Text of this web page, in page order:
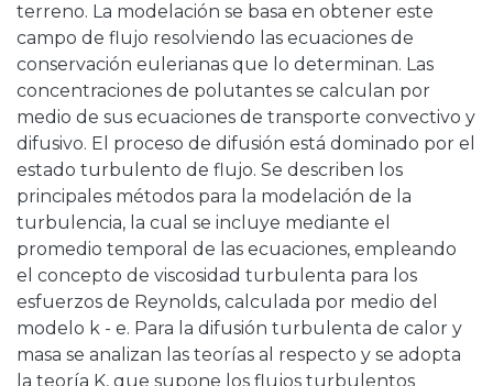
terreno. La modelación se basa en obtener este
campo de flujo resolviendo las ecuaciones de
conservación eulerianas que lo determinan. Las
concentraciones de polutantes se calculan por
medio de sus ecuaciones de transporte convectivo y
difusivo. El proceso de difusión está dominado por el
estado turbulento de flujo. Se describen los
principales métodos para la modelación de la
turbulencia, la cual se incluye mediante el
promedio temporal de las ecuaciones, empleando
el concepto de viscosidad turbulenta para los
esfuerzos de Reynolds, calculada por medio del
modelo k - e. Para la difusión turbulenta de calor y
masa se analizan las teorías al respecto y se adopta
la teoría K, que supone los flujos turbulentos